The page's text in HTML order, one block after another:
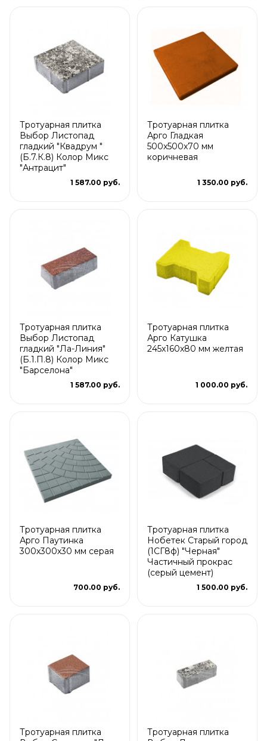
Тротуарная плитка
Выбор Листопад
гладкий "Квадрум "
(Б.7.К.8) Колор Микс
"Антрацит"
1 587.00 руб.
Тротуарная плитка
Арго Гладкая
500x500x70 мм
коричневая
1 350.00 руб.
Тротуарная плитка
Выбор Листопад
гладкий "Ла-Линия"
(Б.1.П.8) Колор Микс
"Барселона"
1 587.00 руб.
Тротуарная плитка
Арго Катушка
245x160x80 мм желтая
1 000.00 руб.
Тротуарная плитка
Арго Паутинка
300х300х30 мм серая
700.00 руб.
Тротуарная плитка
Нобетек Старый город
(1СГ8ф) "Черная"
Частичный прокрас
(серый цемент)
1 500.00 руб.
Тротуарная плитка
Тротуарная плитка